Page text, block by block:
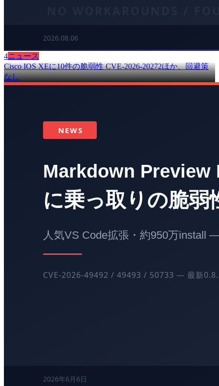
4ニュース
Cisco IOS XEに10件の脆弱性 CVE-2026-20272ほか、回避策
なし